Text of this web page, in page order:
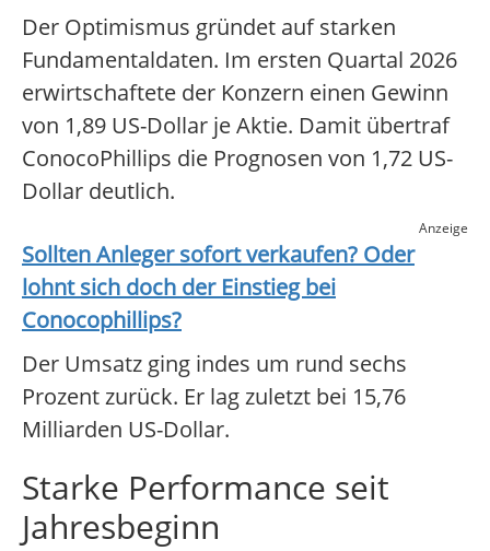
Der Optimismus gründet auf starken
Fundamentaldaten. Im ersten Quartal 2026
erwirtschaftete der Konzern einen Gewinn
von 1,89 US-Dollar je Aktie. Damit übertraf
ConocoPhillips die Prognosen von 1,72 US-
Dollar deutlich.
Anzeige
Sollten Anleger sofort verkaufen? Oder
lohnt sich doch der Einstieg bei
Conocophillips?
Der Umsatz ging indes um rund sechs
Prozent zurück. Er lag zuletzt bei 15,76
Milliarden US-Dollar.
Starke Performance seit
Jahresbeginn